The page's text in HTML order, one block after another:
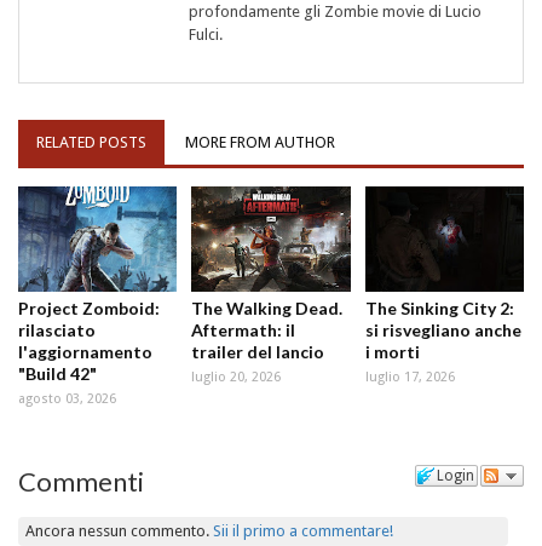
profondamente gli Zombie movie di Lucio
Fulci.
RELATED POSTS MORE FROM AUTHOR
Project Zomboid:
rilasciato
l'aggiornamento
"Build 42"
agosto 03, 2026
The Walking Dead.
Aftermath: il
trailer del lancio
luglio 20, 2026
The Sinking City 2:
si risvegliano anche
i morti
luglio 17, 2026
Login
Commenti
Ancora nessun commento.Sii il primo a commentare!